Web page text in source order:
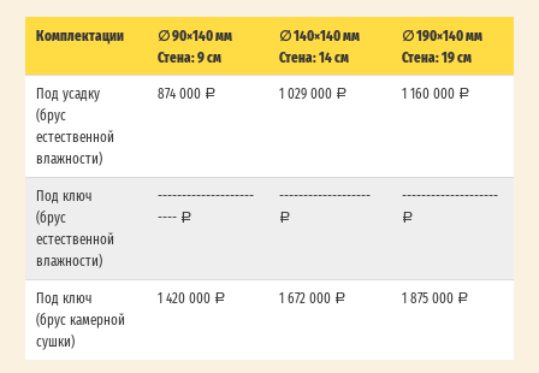
Комплектации
∅ 90×140 мм
Стена: 9 см
∅ 140×140 мм
Стена: 14 см
∅ 190×140 мм
Стена: 19 см
Под усадку
(брус
естественной
влажности)
874 000 1 029 000 1 160 000
Под ключ
(брус
естественной
влажности)
--------------------
----
------------------- --------------------
Под ключ
(брус камерной
сушки)
1 420 000 1 672 000 1 875 000